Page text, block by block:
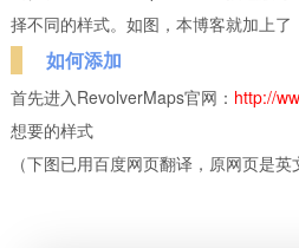
择不同的样式。如图，本博客就加上了
如何添加
首先进入RevolverMaps官网： http://
想要的样式
（下图已用百度网页翻译，原网页是英